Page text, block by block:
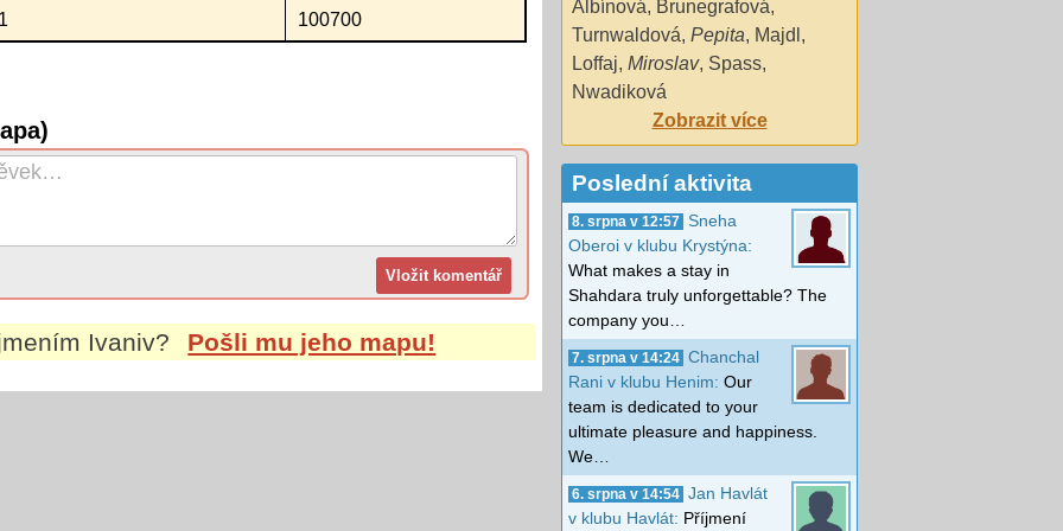
100700
Ivaniv? Pošli mu jeho mapu!
Albínová, Brunegrafová,
Turnwaldová, Pepita, Majdl ,
Loffaj, Miroslav, Spass,
Nwadiková
Zobrazit více
Poslední aktivita
8. srpna v 12:57
Sneha
Oberoi v klubu Krystýna:
What makes a stay in
Shahdara truly unforgettable? The
company you…
7. srpna v 14:24 Chanchal
Rani v klubu Henim: Our
team is dedicated to your
ultimate pleasure and happiness.
We…
6. srpna v 14:54 Jan Havlát
v klubu Havlát: Příjmení